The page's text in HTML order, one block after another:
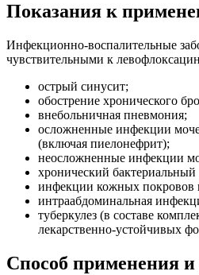
Показания к
Инфекционно-воспалительные
чувствительными к
острый синусит;
обострение хронического
внебольничная пневмония;
осложненные инфекции
(включая пиелонефрит);
неосложненные инфекции
хронический бактериальный
инфекции кожных покровов
интраабдоминальная
туберкулез (в составе
лекарственно-устойчивых
Способ применения и